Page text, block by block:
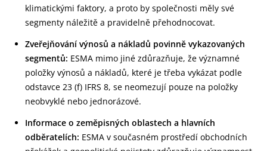
klimatickými faktory, a proto by společnosti měly své
segmenty náležitě a pravidelně přehodnocovat.
Zveřejňování výnosů a nákladů povinně vykazovaných
segmentů: ESMA mimo jiné zdůrazňuje, že významné
položky výnosů a nákladů, které je třeba vykázat podle
odstavce 23 (f) IFRS 8, se neomezují pouze na položky
neobvyklé nebo jednorázové.
Informace o zeměpisných oblastech a hlavních
odběratelích: ESMA v současném prostředí obchodních